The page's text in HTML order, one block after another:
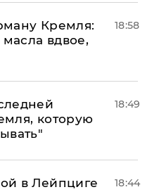
Кремля:
масла вдвое,
18:58
которую
18:49
в Лейпциге
18:44